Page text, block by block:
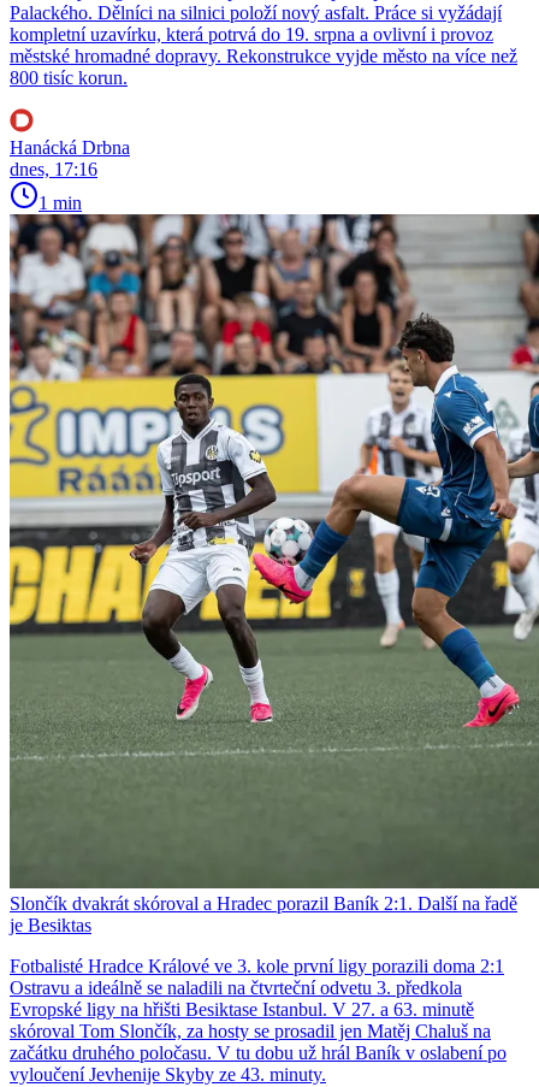
Palackého. Dělníci na silnici položí nový asfalt. Práce si vyžádají
kompletní uzavírku, která potrvá do 19. srpna a ovlivní i provoz
městské hromadné dopravy. Rekonstrukce vyjde město na více než
800 tisíc korun.
Hanácká Drbna
dnes, 17:16
1 min
Slončík dvakrát skóroval a Hradec porazil Baník 2:1. Další na řadě
je Besiktas
Fotbalisté Hradce Králové ve 3. kole první ligy porazili doma 2:1
Ostravu a ideálně se naladili na čtvrteční odvetu 3. předkola
Evropské ligy na hřišti Besiktase Istanbul. V 27. a 63. minutě
skóroval Tom Slončík, za hosty se prosadil jen Matěj Chaluš na
začátku druhého poločasu. V tu dobu už hrál Baník v oslabení po
vyloučení Jevhenije Skyby ze 43. minuty.